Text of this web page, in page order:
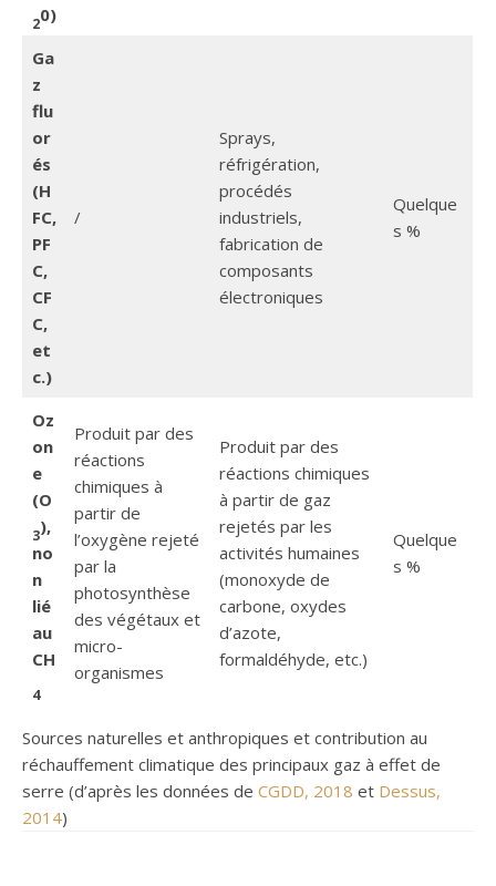
20)
Ga
z
flu
or
és
(H
FC,
PF
C,
CF
C,
et
c.)
/
Sprays,
réfrigération,
procédés
industriels,
fabrication de
composants
électroniques
Quelque
s %
Oz
on
e
(O
3),
no
n
lié
au
CH
4
Produit par des
réactions
chimiques à
partir de
l’oxygène rejeté
par la
photosynthèse
des végétaux et
micro-
organismes
Produit par des
réactions chimiques
à partir de gaz
rejetés par les
activités humaines
(monoxyde de
carbone, oxydes
d’azote,
formaldéhyde, etc.)
Quelque
s %
Sources naturelles et anthropiques et contribution au
réchauffement climatique des principaux gaz à effet de
serre (d’après les données de CGDD, 2018 et Dessus,
2014)